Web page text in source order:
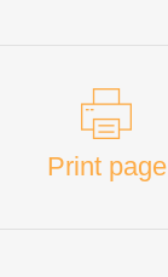
Print page